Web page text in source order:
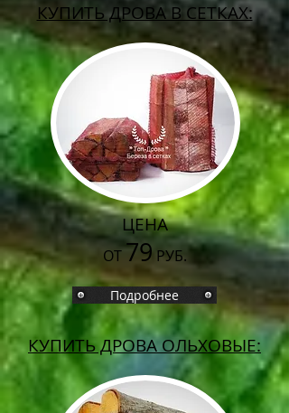
КУПИТЬ ДРОВА В СЕТКАХ:
ЦЕНА
ОТ79 РУБ.
Подробнее
КУПИТЬ ДРОВА ОЛЬХОВЫЕ: